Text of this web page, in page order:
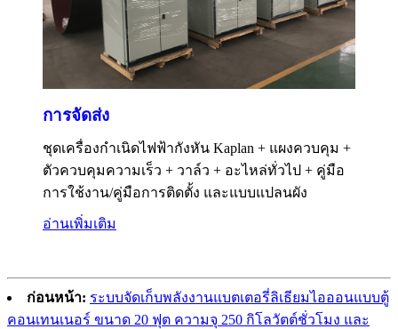
การจัดส่ง
ชุดเครื่องกำเนิดไฟฟ้ากังหัน Kaplan + แผงควบคุม +
ตัวควบคุมความเร็ว + วาล์ว + อะไหล่ทั่วไป + คู่มือ
การใช้งาน/คู่มือการติดตั้ง และแบบแปลนผัง
อ่านเพิ่มเติม
ก่อนหน้า: ระบบจัดเก็บพลังงานแบตเตอรี่ลิเธียมไอออนแบบตู้
คอนเทนเนอร์ ขนาด 20 ฟุต ความจุ 250 กิโลวัตต์ชั่วโมง และ